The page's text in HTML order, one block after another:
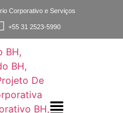
Corporativo e Serviços
+55 31 2523-5990